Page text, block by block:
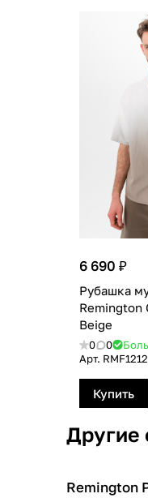
6 690 ₽
Рубашка
Remington
Beige
0 0
Арт.
Купить
Другие
О товарах
Remington